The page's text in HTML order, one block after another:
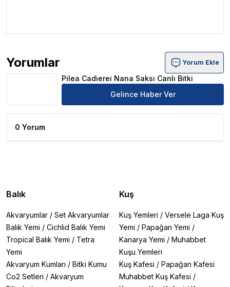
Yorumlar
Pilea Cadierei Nana Saksı Canlı Bitki Ürün Yorumları
Yorum Ekle
Pilea Cadierei Nana Saksı Canlı Bitki
Gelince Haber Ver
0 Yorum
Balık
Akvaryumlar / Set Akvaryumlar
Balık Yemi / Cichlid Balık Yemi
Tropical Balık Yemi / Tetra
Yemi
Akvaryum Kumları / Bitki Kumu
Co2 Setleri / Akvaryum
Kuş
Kuş Yemleri / Versele Laga Kuş
Yemi / Papağan Yemi /
Kanarya Yemi / Muhabbet
Kuşu Yemleri
Kuş Kafesi / Papağan Kafesi
Muhabbet Kuş Kafesi /